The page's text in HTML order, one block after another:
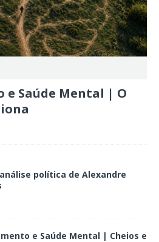
Saúde Mental | O
política de Alexandre
e Saúde Mental | Cheios e